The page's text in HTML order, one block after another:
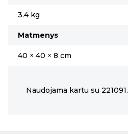
3.4 kg
Matmenys
40 × 40 × 8 cm
Naudojama kartu su 221091.